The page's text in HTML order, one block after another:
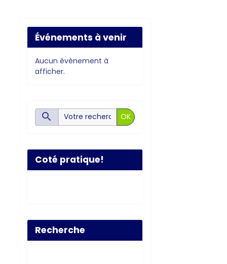
Événements à venir
Aucun évènement à
afficher.
OK
Coté pratique!
Recherche